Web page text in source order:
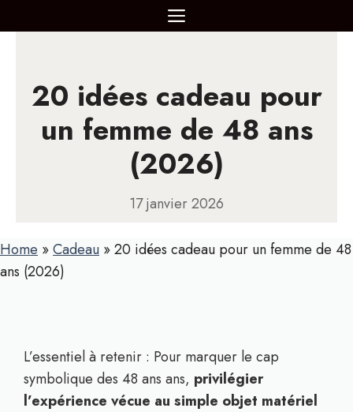
au
MENU
20 idées cadeau pour
un femme de 48 ans
(2026)
17 janvier 2026
Home »Cadeau »20 idées cadeau pour un femme de 48
ans (2026)
L’essentiel à retenir : Pour marquer le cap
symbolique des 48 ans ans, privilégier
l’expérience vécue au simple objet matériel